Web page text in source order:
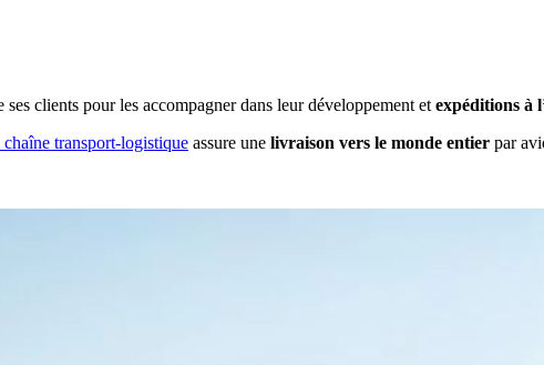
clients pour les accompagner dans leur développement et expéditions à
chaîne transport-logistique assure une livraison vers le monde entier par